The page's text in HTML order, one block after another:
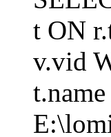
t ON
v.vid